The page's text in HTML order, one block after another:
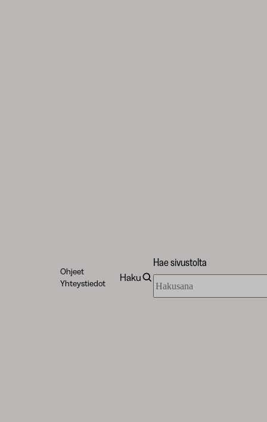
Ohjeet
Yhteystiedot
Haku
Hae sivustolta
sivustolta